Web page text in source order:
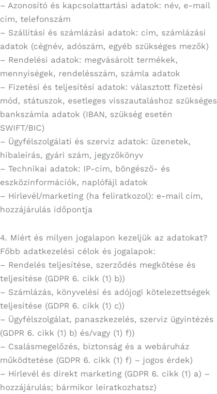
– Azonosító és kapcsolattartási adatok: név, e-mail
cím, telefonszám
– Szállítási és számlázási adatok: cím, számlázási
adatok (cégnév, adószám, egyéb szükséges mezők)
– Rendelési adatok: megvásárolt termékek,
mennyiségek, rendelésszám, számla adatok
– Fizetési és teljesítési adatok: választott fizetési
mód, státuszok, esetleges visszautaláshoz szükséges
bankszámla adatok (IBAN, szükség esetén
SWIFT/BIC)
– Ügyfélszolgálati és szerviz adatok: üzenetek,
hibaleírás, gyári szám, jegyzőkönyv
– Technikai adatok: IP-cím, böngésző- és
eszközinformációk, naplófájl adatok
– Hírlevél/marketing (ha feliratkozol): e-mail cím,
hozzájárulás időpontja
4. Miért és milyen jogalapon kezeljük az adatokat?
Főbb adatkezelési célok és jogalapok:
– Rendelés teljesítése, szerződés megkötése és
teljesítése (GDPR 6. cikk (1) b))
– Számlázás, könyvelési és adójogi kötelezettségek
teljesítése (GDPR 6. cikk (1) c))
– Ügyfélszolgálat, panaszkezelés, szerviz ügyintézés
(GDPR 6. cikk (1) b) és/vagy (1) f))
– Csalásmegelőzés, biztonság és a webáruház
működtetése (GDPR 6. cikk (1) f) – jogos érdek)
– Hírlevél és direkt marketing (GDPR 6. cikk (1) a) –
hozzájárulás; bármikor leiratkozhatsz)